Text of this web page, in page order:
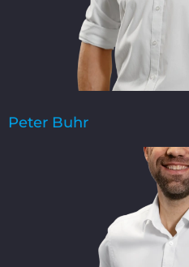
Peter Buhr